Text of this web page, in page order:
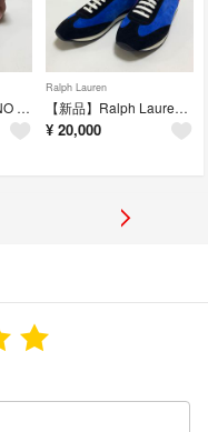
【新品】VALENTINO 本革 スエード クロスストラップ フラットパンプス
Ralph Lauren
【新品】Ralph Lauren スエード ローカット スニーカー メンズ
¥ 20,000